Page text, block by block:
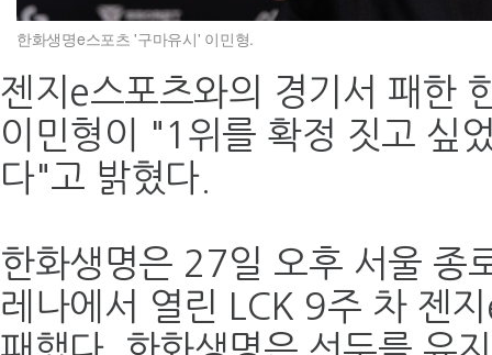
한화생명e스포츠 '구마유시' 이민형.
젠지e스포츠와의 경기서 패한
이민형이 "1위를 확정 짓고 싶
다"고 밝혔다.
한화생명은 27일 오후 서울 종
레나에서 열린 LCK 9주 차 젠